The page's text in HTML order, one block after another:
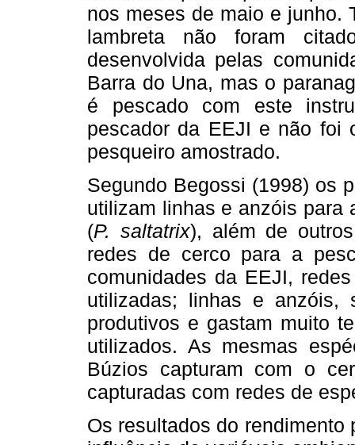
nos meses de maio e junho.
lambreta não foram
desenvolvida pelas
Barra do Una, mas o
é pescado com este
pescador da EEJI e não foi
pesqueiro amostrado.
Segundo Begossi (1998) os
utilizam linhas e anzóis para
(P. saltatrix), além de
redes de cerco para a
comunidades da EEJI,
utilizadas; linhas e anzóis,
produtivos e gastam muito
utilizados. As mesmas
Búzios capturam com o
capturadas com redes de
Os resultados do rendimento